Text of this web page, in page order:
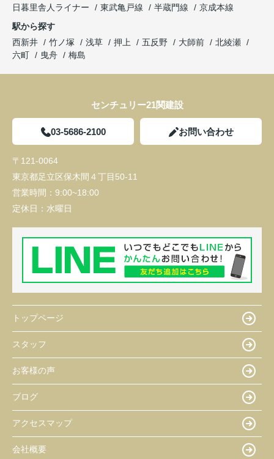
日暮里舎人ライナー
東武亀戸線 半蔵門線
京成本線
駅から探す
西新井
竹ノ塚 浅草 押上 五反野 大師前
北綾瀬
六町
曳舟 梅島
センチュリー21関建設
03-5686-2100 お問い合わせ
〒121-0064
東京都足立区保木間４丁目50-11
営業時間： 9:00~18:00
定休日： 水曜日
トップページ
スタッフ
お客様の声
ブログ
アクセスマップ
会社概要